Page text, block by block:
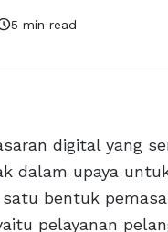
5 min read
digital yang
dalam upaya
bentuk
pelayanan